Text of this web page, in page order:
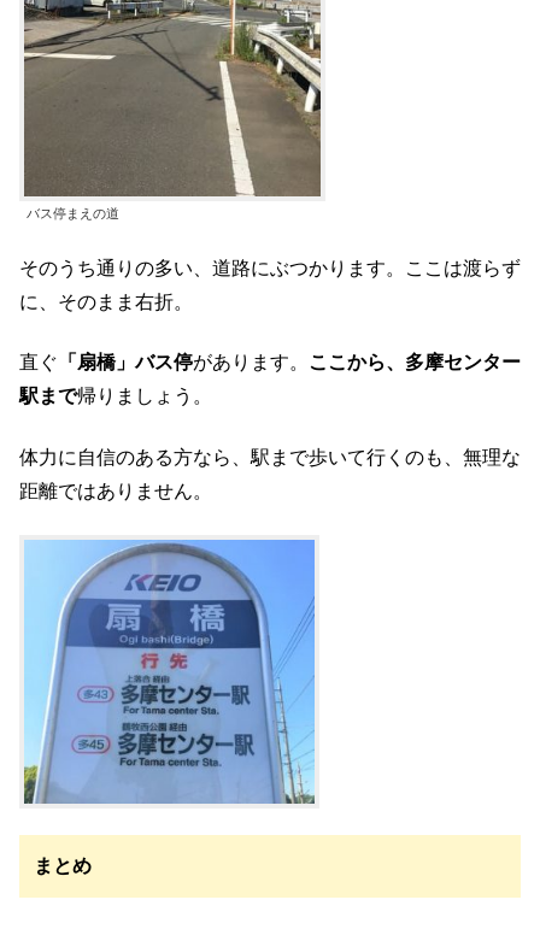
バス停まえの道
そのうち通りの多い、道路にぶつかります。ここは渡らず
に、そのまま右折。
直ぐ 「扇橋」バス停があります。 ここから、多摩センター
駅まで帰りましょう。
体力に自信のある方なら、駅まで歩いて行くのも、無理な
距離ではありません。
まとめ